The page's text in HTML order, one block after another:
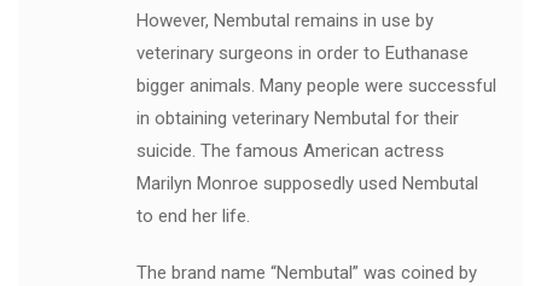
However, Nembutal remains in use by
veterinary surgeons in order to Euthanase
bigger animals. Many people were successful
in obtaining veterinary Nembutal for their
suicide. The famous American actress
Marilyn Monroe supposedly used Nembutal
to end her life.
The brand name “Nembutal” was coined by